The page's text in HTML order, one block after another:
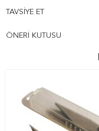
TAVSIYE ET
ÖNERI KUTUSU